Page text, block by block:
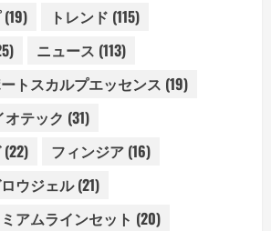
(19) トレンド (115)
ニュース (113)
トスカルプエッセンス (19)
オテック (31)
(22) フィンジア (16)
ウジェル(21)
アムラインセット (20)